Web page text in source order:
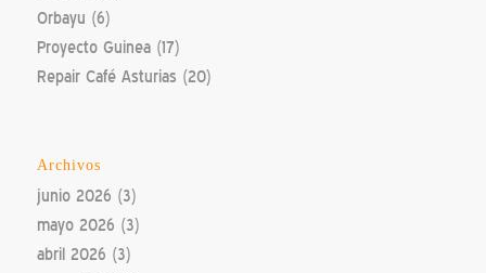
Orbayu (6)
Proyecto Guinea(17)
Repair Café Asturias (20)
Archivos
junio 2026 (3)
mayo 2026 (3)
abril 2026 (3)